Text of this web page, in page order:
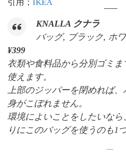
引用； IKEA
KNALLA クナラ
バッグ, ブラック, ホ
¥399
衣類や食料品から分別ゴミ
使えます。
上部のジッパーを閉めれば
身がこぼれません。
環境によいことをしたいな
りにこのバッグを使うのも1